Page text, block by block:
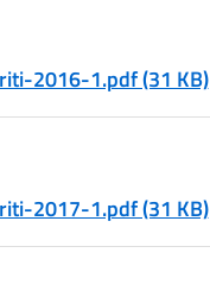
2016-1.pdf (31 KB)
2017-1.pdf (31 KB)